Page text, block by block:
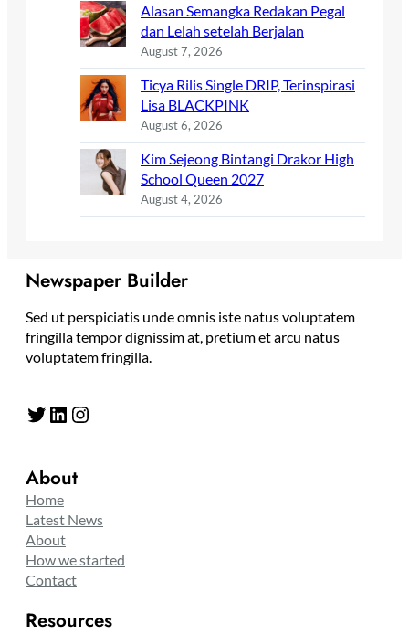
Alasan Semangka Redakan Pegal
dan Lelah setelah Berjalan
August 7, 2026
Ticya Rilis Single DRIP, Terinspirasi
Lisa BLACKPINK
August 6, 2026
Kim Sejeong Bintangi Drakor High
School Queen 2027
August 4, 2026
Newspaper Builder
Sed ut perspiciatis unde omnis iste natus voluptatem
fringilla tempor dignissim at, pretium et arcu natus
voluptatem fringilla.
Twitter LinkedIn Instagram
About
Home
Latest News
About
How we started
Contact
Resources